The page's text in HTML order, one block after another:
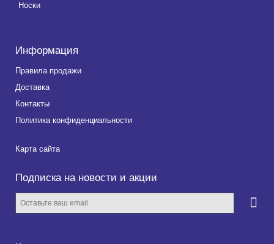
Носки
Информация
Правила продажи
Доставка
Контакты
Политика конфиденциальности
Карта сайта
Подписка на новости и акции